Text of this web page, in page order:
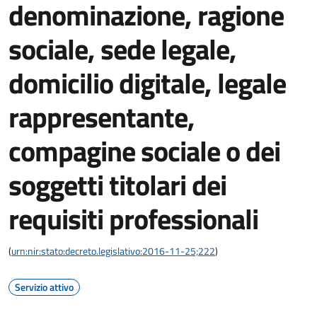
denominazione, ragione
sociale, sede legale,
domicilio digitale, legale
rappresentante,
compagine sociale o dei
soggetti titolari dei
requisiti professionali
(urn:nir:stato:decreto.legislativo:2016-11-25;222)
Servizio attivo